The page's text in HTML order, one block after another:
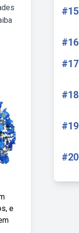
e
#15
#16
#17
#18
#19
#20